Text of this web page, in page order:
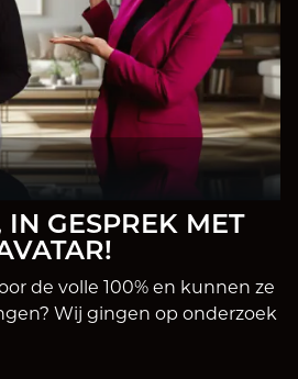
IN GESPREK MET
de volle 100% en kunnen ze
Wij gingen op onderzoek